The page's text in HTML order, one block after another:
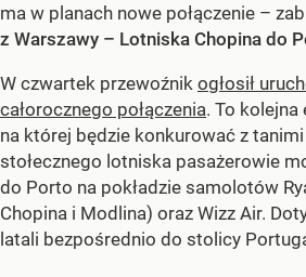
ma w planach nowe połączenie –
z Warszawy – Lotniska Chopina do
W czwartek przewoźnik ogłosił
całorocznego połączenia. To
na której będzie konkurować z
stołecznego lotniska pasażerowie
do Porto na pokładzie samolotów
Chopina i Modlina) oraz Wizz Air.
latali bezpośrednio do stolicy